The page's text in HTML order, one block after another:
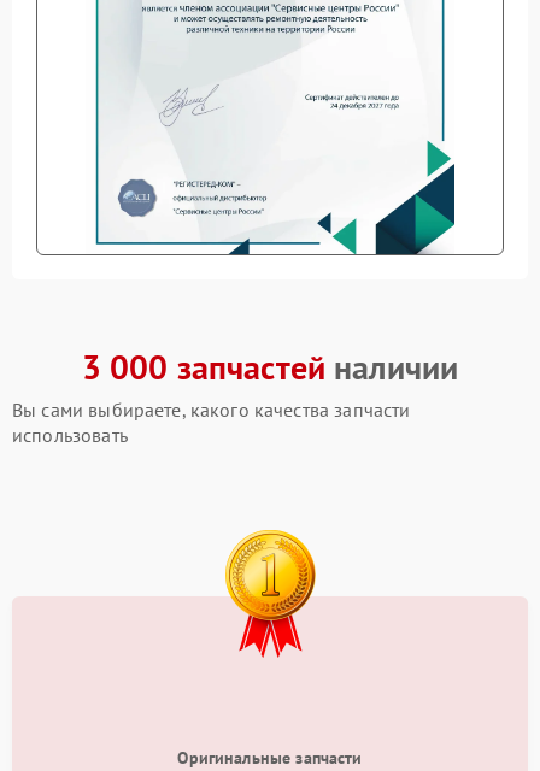
3 000 запчастей наличии
Вы сами выбираете, какого качества запчасти
использовать
Оригинальные запчасти